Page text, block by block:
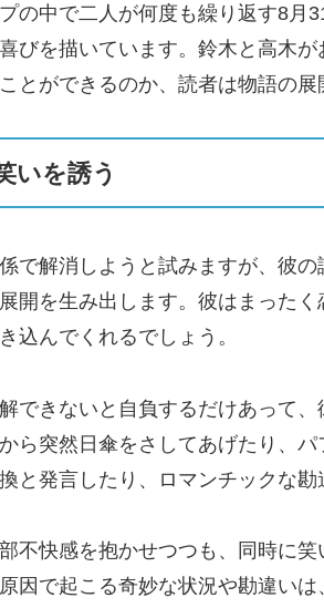
の中で二人が何度も繰り返す8月
びを描いています。鈴木と高木
とができるのか、読者は物語の展
いを誘う
で解消しようと試みますが、彼
開を生み出します。彼はまった
込んでくれるでしょう。
できないと自負するだけあって
ら突然日傘をさしてあげたり、
と発言したり、ロマンチックな勘
不快感を抱かせつつも、同時に
因で起こる奇妙な状況や勘違い